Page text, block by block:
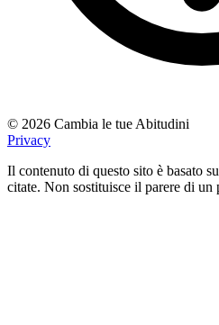
© 2026 Cambia le tue Abitudini
Privacy
Il contenuto di questo sito è basato
citate. Non sostituisce il parere di un